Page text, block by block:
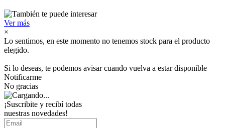
Ver más
×
Lo sentimos, en este momento no tenemos stock para el producto
elegido.
Si lo deseas, te podemos avisar cuando vuelva a estar disponible
Notificarme
No gracias
¡Suscribite y recibí todas
nuestras novedades!